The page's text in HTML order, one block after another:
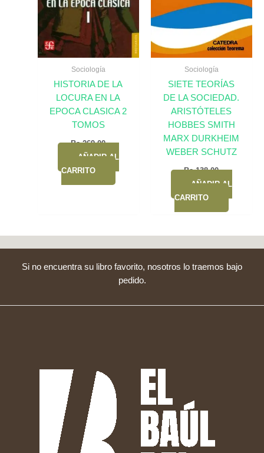
Sociología
HISTORIA DE LA
LOCURA EN LA
EPOCA CLASICA 2
TOMOS
Bs.269,00
AÑADIR AL
CARRITO
Sociología
SIETE TEORÍAS
DE LA SOCIEDAD.
ARISTÓTELES
HOBBES SMITH
MARX DURKHEIM
WEBER SCHUTZ
Bs.138,00
AÑADIR AL
CARRITO
Si no encuentra su libro favorito, nosotros lo traemos bajo
pedido.